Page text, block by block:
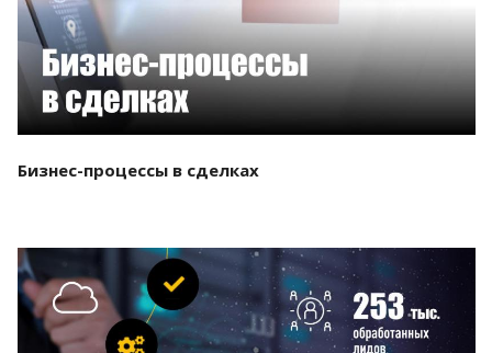
Бизнес-процессы в сделках